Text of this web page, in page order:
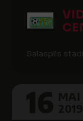
Salaspils